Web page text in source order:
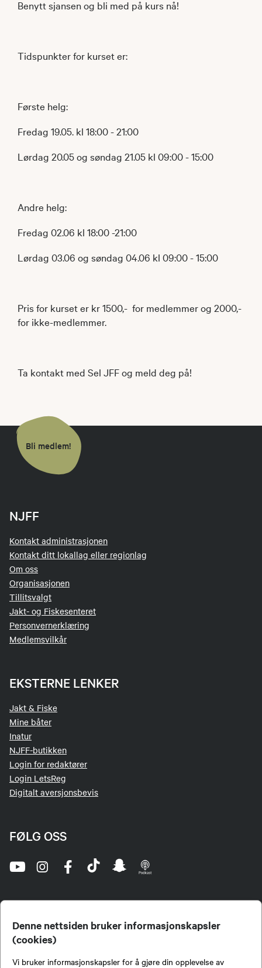
Denne nettsiden bruker informasjonskapsler
(cookies)
Vi bruker informasjonskapsler for å gjøre din opplevelse av
Benytt sjansen og bli med på kurs nå!
Tidspunkter for kurset er:
Første helg:
Fredag 19.05. kl 18:00 - 21:00
Lørdag 20.05 og søndag 21.05 kl 09:00 - 15:00
Andre helg:
Fredag 02.06 kl 18:00 -21:00
Lørdag 03.06 og søndag 04.06 kl 09:00 - 15:00
Pris for kurset er kr 1500,- for medlemmer og 2000,-
for ikke-medlemmer.
Ta kontakt med Sel JFF og meld deg på!
Bli medlem!
NJFF
Kontakt administrasjonen
Kontakt ditt lokallag eller regionlag
Om oss
Organisasjonen
Tillitsvalgt
Jakt- og Fiskesenteret
Personvernerklæring
Medlemsvilkår
EKSTERNE LENKER
Jakt & Fiske
Mine båter
Inatur
NJFF-butikken
Login for redaktører
Login LetsReg
Digitalt aversjonsbevis
FØLG OSS
jegere og sportsfiskere og et av de viktigste miljøene for formidling av kunnskap om jakt og